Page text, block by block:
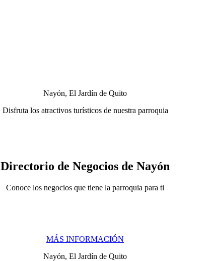
Nayón, El Jardín de Quito
Disfruta los atractivos turísticos de nuestra parroquia
Directorio de Negocios de Nayón
Conoce los negocios que tiene la parroquia para ti
MÁS INFORMACIÓN
Nayón, El Jardín de Quito